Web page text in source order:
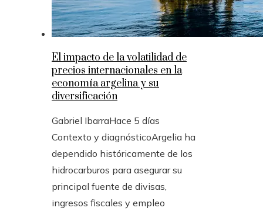
El impacto de la volatilidad de
precios internacionales en la
economía argelina y su
diversificación
Gabriel IbarraHace 5 días
Contexto y diagnósticoArgelia ha
dependido históricamente de los
hidrocarburos para asegurar su
principal fuente de divisas,
ingresos fiscales y empleo